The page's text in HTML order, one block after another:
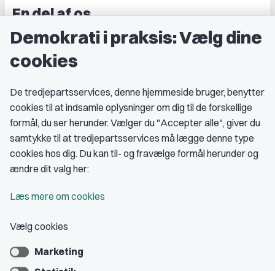
En del af os
Grupper og kredse
Studenterorganisationer
Medlemskab
Fordele som medlem
Kontingent
Bliv medlem
Demokrati i praksis: Vælg dine
cookies
De tredjepartsservices, denne hjemmeside bruger, benytter
cookies til at indsamle oplysninger om dig til de forskellige
formål, du ser herunder. Vælger du "Accepter alle", giver du
samtykke til at tredjepartsservices må lægge denne type
cookies hos dig. Du kan til- og fravælge formål herunder og
ændre dit valg her:
Læs mere om cookies
Vælg cookies
Marketing